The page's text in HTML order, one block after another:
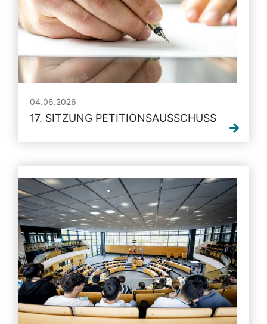
04.06.2026
17. SITZUNG PETITIONSAUSSCHUSS